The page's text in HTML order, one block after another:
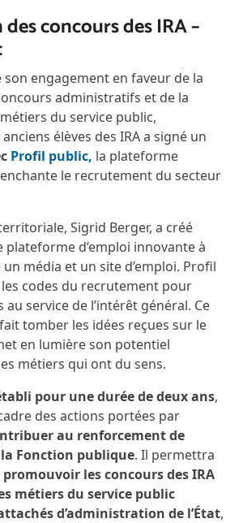
concours des IRA –
son engagement en faveur de la
administratifs et de la
du service public,
anciens élèves des IRA a signé un
Profil public, la plateforme
le recrutement du secteur
Sigrid Berger, a créé
plateforme d’emploi innovante à
média et un site d’emploi. Profil
codes du recrutement pour
service de l’intérêt général. Ce
tomber les idées reçues sur le
en lumière son potentiel
métiers qui ont du sens.
pour une durée de deux ans,
des actions portées par
au renforcement de
Fonction publique. Il permettra
promouvoir les concours des IRA
métiers du service public
d’administration de l’État,